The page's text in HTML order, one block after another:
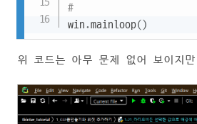
#
win.mainloop()
위 코드는 아무 문제 없어 보이지